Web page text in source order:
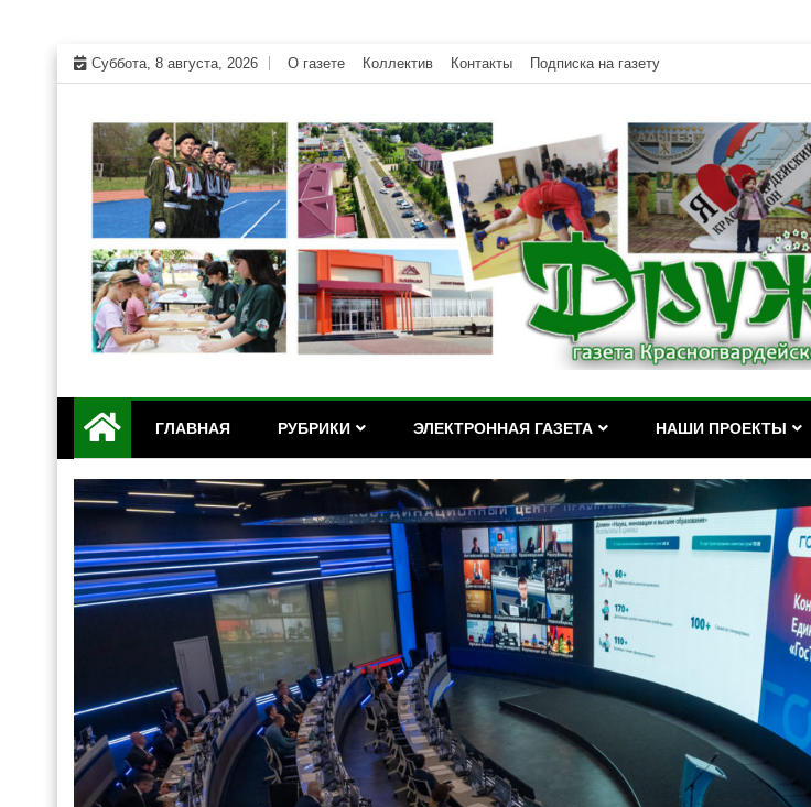
Skip
to
content
Суббота, 8 августа, 2026 О газете Коллектив Контакты Подписка на газету
"Дружба" — газета
ГЛАВНАЯ РУБРИКИ ЭЛЕКТРОННАЯ ГАЗЕТА НАШИ ПРОЕКТЫ